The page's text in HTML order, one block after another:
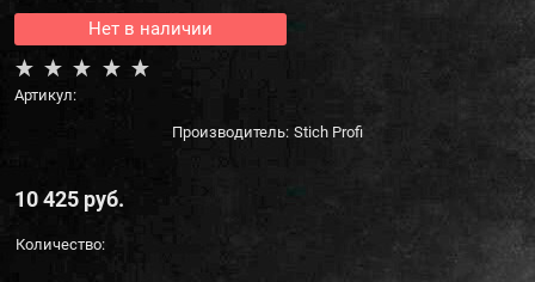
Нет в наличии
Артикул:
Производитель: Stich Profi
10 425 руб.
Количество: